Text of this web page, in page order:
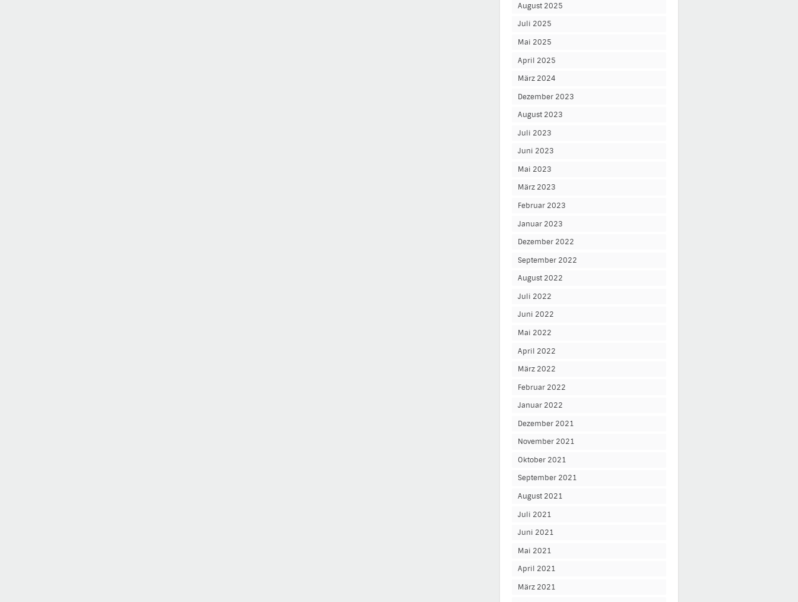
August 2025
Juli 2025
Mai 2025
April 2025
März 2024
Dezember 2023
August 2023
Juli 2023
Juni 2023
Mai 2023
März 2023
Februar 2023
Januar 2023
Dezember 2022
September 2022
August 2022
Juli 2022
Juni 2022
Mai 2022
April 2022
März 2022
Februar 2022
Januar 2022
Dezember 2021
November 2021
Oktober 2021
September 2021
August 2021
Juli 2021
Juni 2021
Mai 2021
April 2021
März 2021